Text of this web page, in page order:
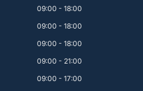
09:00 - 18:00
09:00 - 18:00
09:00 - 18:00
09:00 - 21:00
09:00 - 17:00